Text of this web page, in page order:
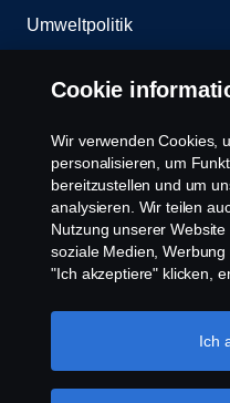
Umweltpolitik
Whistleblowing
Kontakt
Cookies Politik
Cookie Einstellungen
Cookie
Wir verwenden Cookies,
personalisieren, um
bereitzustellen und um
analysieren. Wir teilen
Nutzung unserer
soziale Medien,
"Ich akzeptiere" klicken,
Informationen
Cookies auch verwalten,
Ich